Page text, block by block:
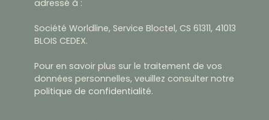
adressé à :
Société Worldline, Service Bloctel, CS 61311, 41013
BLOIS CEDEX.
Pour en savoir plus sur le traitement de vos
données personnelles, veuillez consulter notre
politique de confidentialité.